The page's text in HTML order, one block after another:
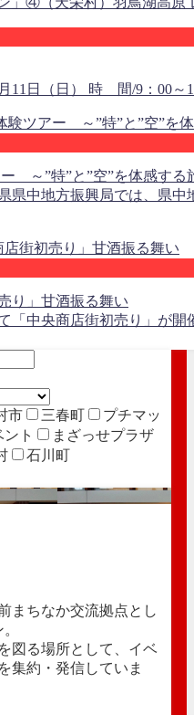
11日（日） 時 間/9：00
～”特”と”空”を体感する
県中地方振興局では、県
り」甘酒振る舞い
「中央商店街初売り」が
市 三春町
プチマッ
ント
まざっせプラザ
石川町
まちなか交流拠点とし
図る場所として、イベ
集約・発信していま